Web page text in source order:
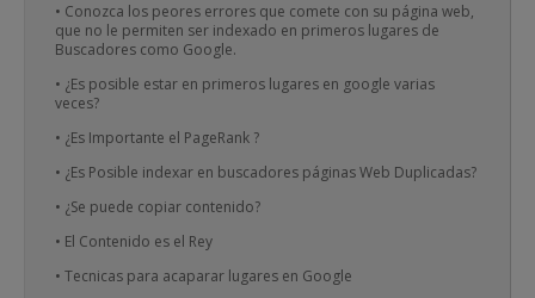
• Conozca los peores errores que comete con su página web,
que no le permiten ser indexado en primeros lugares de
Buscadores como Google.
• ¿Es posible estar en primeros lugares en google varias
veces?
• ¿Es Importante el PageRank ?
• ¿Es Posible indexar en buscadores páginas Web Duplicadas?
• ¿Se puede copiar contenido?
• El Contenido es el Rey
• Tecnicas para acaparar lugares en Google